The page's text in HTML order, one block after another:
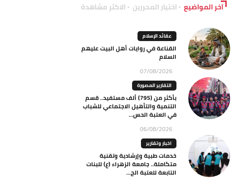
آخر المواضيع اختيار المحررين الاكثر مشاهدة
عقائد الإسلام
القناعة في روايات أهل البيت عليهم
السلام
07/08/2026
التقارير المصورة
بأكثر من (795) ألف مستفيد.. قسم
التنمية والتأهيل الاجتماعي للشباب
في العتبة الحس...
06/08/2026
اخبار وتقارير
خدمات طبية وإرشادية وتقنية
متكاملة.. جامعة الزهراء (ع) للبنات
التابعة للعتبة الح...